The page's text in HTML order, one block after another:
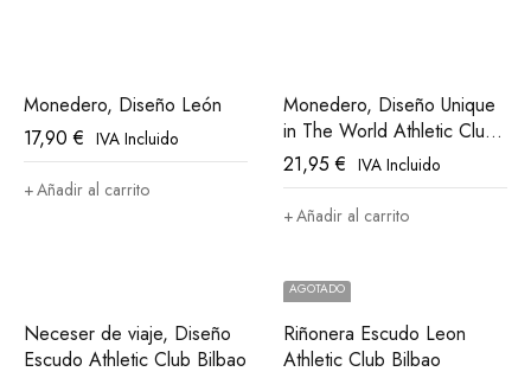
Monedero, Diseño León
17,90€ IVA Incluido
Añadir al carrito
Monedero, Diseño Unique
in The World Athletic Club
Bilbao
21,95€ IVA Incluido
Añadir al carrito
Neceser de viaje, Diseño
Escudo Athletic Club Bilbao
AGOTADO
Riñonera Escudo Leon
Athletic Club Bilbao